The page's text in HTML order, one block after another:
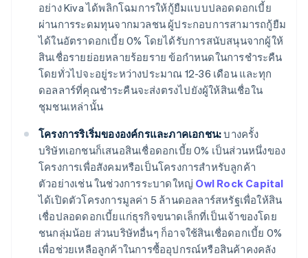
อย่าง Kiva ได้พลิกโฉมการให้กู้ยืมแบบปลอดดอกเบี้ย
ผ่านการระดมทุนจากมวลชน ผู้ประกอบการสามารถกู้ยืม
ได้ในอัตราดอกเบี้ย 0% โดยได้รับการสนับสนุนจากผู้ให้
สินเชื่อรายย่อยหลายร้อยราย ข้อกำหนดในการชำระคืน
โดยทั่วไปจะอยู่ระหว่างประมาณ 12-36 เดือน และทุก
ดอลลาร์ที่คุณชำระคืนจะส่งตรงไปยังผู้ให้สินเชื่อใน
ชุมชนเหล่านั้น
โครงการริเริ่มขององค์กรและภาคเอกชน:บางครั้ง
บริษัทเอกชนก็เสนอสินเชื่อดอกเบี้ย 0% เป็นส่วนหนึ่งของ
โครงการเพื่อสังคมหรือเป็นโครงการสำหรับลูกค้า
ตัวอย่างเช่น ในช่วงการระบาดใหญ่ Owl Rock Capital
ได้เปิดตัวโครงการมูลค่า 5 ล้านดอลลาร์สหรัฐเพื่อให้สิน
เชื่อปลอดดอกเบี้ยแก่ธุรกิจขนาดเล็กที่เป็นเจ้าของโดย
ชนกลุ่มน้อย ส่วนบริษัทอื่นๆ ก็อาจใช้สินเชื่อดอกเบี้ย 0%
เพื่อช่วยเหลือลูกค้าในการซื้ออุปกรณ์หรือสินค้าคงคลัง